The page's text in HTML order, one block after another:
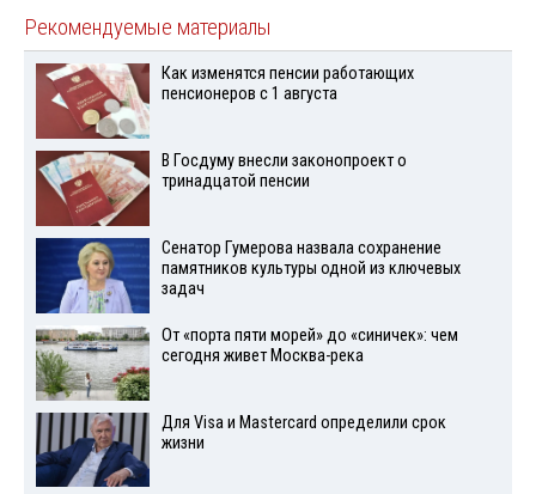
Рекомендуемые материалы
Как изменятся пенсии работающих
пенсионеров с 1 августа
В Госдуму внесли законопроект о
тринадцатой пенсии
Сенатор Гумерова назвала сохранение
памятников культуры одной из ключевых
задач
От «порта пяти морей» до «синичек»: чем
сегодня живет Москва-река
Для Visа и Mastercard определили срок
жизни